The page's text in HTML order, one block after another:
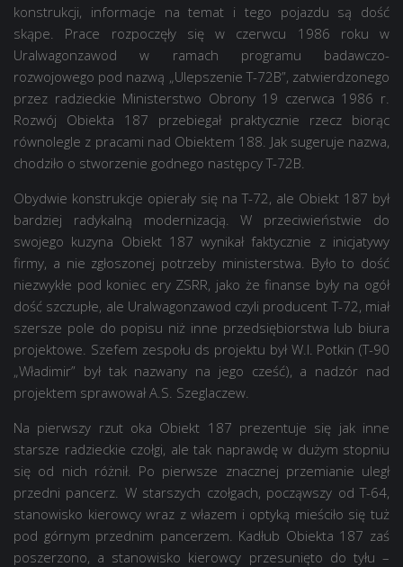
konstrukcji, informacje na temat i tego pojazdu są dość
skąpe. Prace rozpoczęły się w czerwcu 1986 roku w
Uralwagonzawod w ramach programu badawczo-
rozwojowego pod nazwą „Ulepszenie T-72B”, zatwierdzonego
przez radzieckie Ministerstwo Obrony 19 czerwca 1986 r.
Rozwój Obiekta 187 przebiegał praktycznie rzecz biorąc
równolegle z pracami nad Obiektem 188. Jak sugeruje nazwa,
chodziło o stworzenie godnego następcy T-72B.
Obydwie konstrukcje opierały się na T-72, ale Obiekt 187 był
bardziej radykalną modernizacją. W przeciwieństwie do
swojego kuzyna Obiekt 187 wynikał faktycznie z inicjatywy
firmy, a nie zgłoszonej potrzeby ministerstwa. Było to dość
niezwykłe pod koniec ery ZSRR, jako że finanse były na ogół
dość szczupłe, ale Uralwagonzawod czyli producent T-72, miał
szersze pole do popisu niż inne przedsiębiorstwa lub biura
projektowe. Szefem zespołu ds projektu był W.I. Potkin (T-90
„Władimir” był tak nazwany na jego cześć), a nadzór nad
projektem sprawował A.S. Szeglaczew.
Na pierwszy rzut oka Obiekt 187 prezentuje się jak inne
starsze radzieckie czołgi, ale tak naprawdę w dużym stopniu
się od nich różnił. Po pierwsze znacznej przemianie uległ
przedni pancerz. W starszych czołgach, począwszy od T-64,
stanowisko kierowcy wraz z włazem i optyką mieściło się tuż
pod górnym przednim pancerzem. Kadłub Obiekta 187 zaś
poszerzono, a stanowisko kierowcy przesunięto do tyłu –